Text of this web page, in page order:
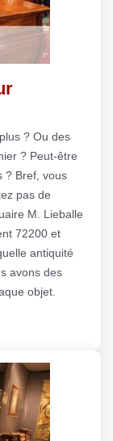
? Ou des
? Peut-être
? Bref, vous
pas de
M. Lieballe
72200 et
antiquité
avons des
objet.